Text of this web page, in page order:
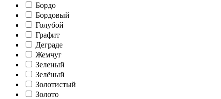
Бордо
Бордовый
Голубой
Графит
Деграде
Жемчуг
Зеленый
Зелёный
Золотистый
Золото